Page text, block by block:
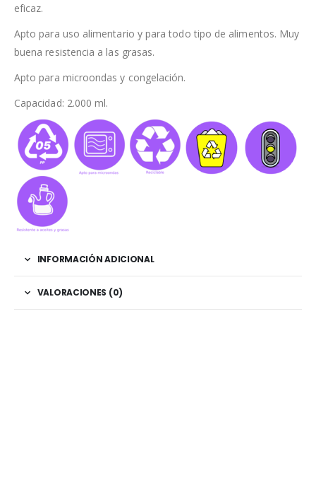
eficaz.
Apto para uso alimentario y para todo tipo de alimentos. Muy
buena resistencia a las grasas.
Apto para microondas y congelación.
Capacidad: 2.000 ml.
INFORMACIÓN ADICIONAL
VALORACIONES (0)